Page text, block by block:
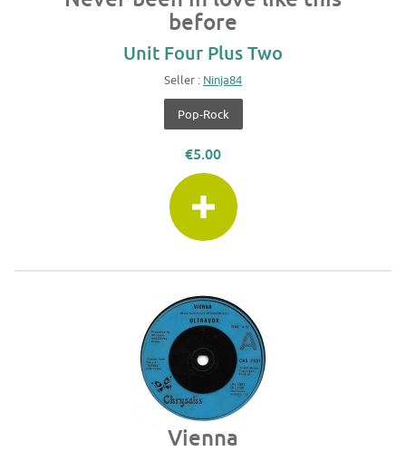
before
Unit Four Plus Two
Seller : Ninja84
Pop-Rock
€5.00
Vienna